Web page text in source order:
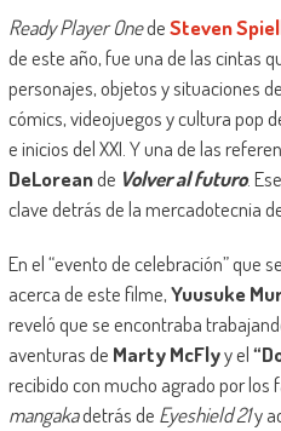
Ready Player OnedeSteven
de este año, fue una de las cintas
personajes, objetos y situaciones
cómics, videojuegos y cultura pop
e inicios del XXI. Y una de las
DeLoreande Volver al futuro.
clave detrás de la mercadotecnia
En el “evento de celebración” que
acerca de este filme,Yuusuke
reveló que se encontraba
aventuras de Marty McFlyy el
recibido con mucho agrado por los
mangakadetrás de Eyeshield 21y